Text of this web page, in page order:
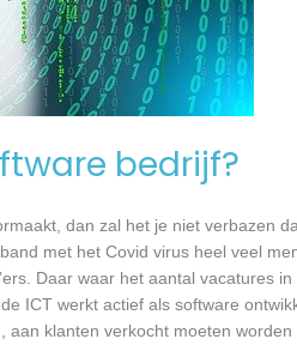
bedrijf?
dan zal het je niet verbazen
met het Covid virus heel veel
Daar waar het aantal vacatures
ICT werkt actief als software
klanten verkocht moeten